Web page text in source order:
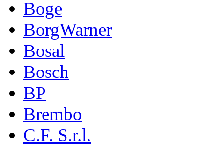
Boge
BorgWarner
Bosal
Bosch
BP
Brembo
C.F. S.r.l.